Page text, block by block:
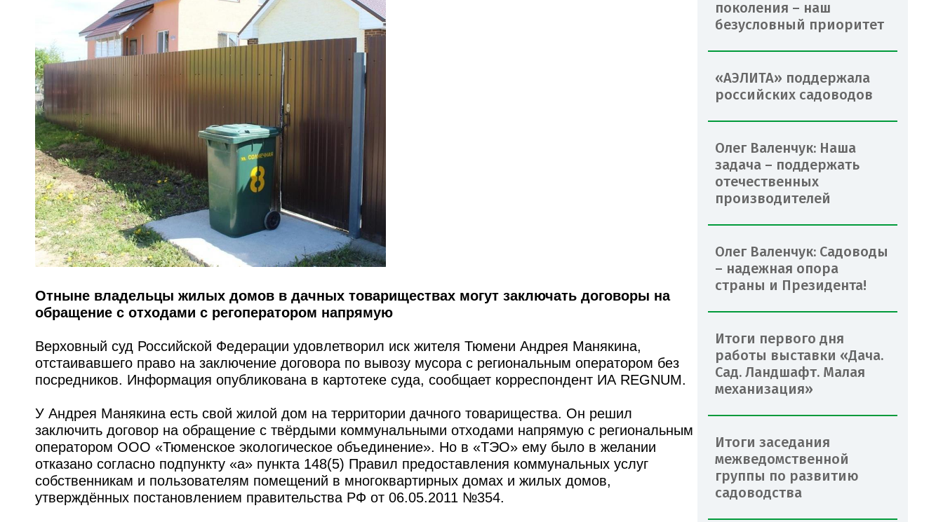
Отныне владельцы жилых домов в дачных товариществах могут заключать договоры на
обращение с отходами с регоператором напрямую
Верховный суд Российской Федерации удовлетворил иск жителя Тюмени Андрея Манякина,
отстаивавшего право на заключение договора по вывозу мусора с региональным оператором без
посредников. Информация опубликована в картотеке суда, сообщает корреспондент ИА REGNUM.
У Андрея Манякина есть свой жилой дом на территории дачного товарищества. Он решил
заключить договор на обращение с твёрдыми коммунальными отходами напрямую с региональным
оператором ООО «Тюменское экологическое объединение». Но в «ТЭО» ему было в желании
отказано согласно подпункту «а» пункта 148(5) Правил предоставления коммунальных услуг
собственникам и пользователям помещений в многоквартирных домах и жилых домов,
утверждённых постановлением правительства РФ от 06.05.2011 №354.
поколения – наш
безусловный приоритет
«АЭЛИТА» поддержала
российских садоводов
Олег Валенчук: Наша
задача – поддержать
отечественных
производителей
Олег Валенчук: Садоводы
– надежная опора
страны и Президента!
Итоги первого дня
работы выставки «Дача.
Сад. Ландшафт. Малая
механизация»
Итоги заседания
межведомственной
группы по развитию
садоводства